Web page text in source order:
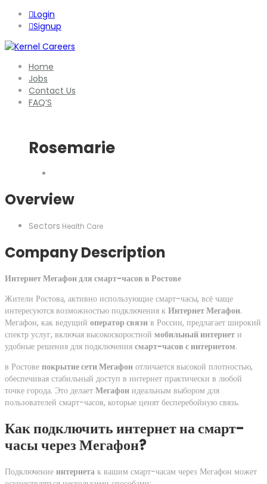
Login
Signup
Home
Jobs
Contact Us
FAQ’S
Rosemarie
Overview
Sectors Health Care
Company Description
Интернет Мегафон для смарт-часов в Ростове
Жители Ростова, активно использующие смарт-часы, всё чаще
интересуются возможностью подключения к Интернет Мегафон.
Мегафон, как ведущий оператор связи в России, предлагает широкий
спектр услуг, включая высокоскоростной мобильный интернет и
удобные решения для подключения смарт-часов с интернетом.
в Ростове покрытие сети Мегафон отличается высокой плотностью,
обеспечивая стабильный доступ в интернет практически в любой
точке города. Это делает Мегафон идеальным выбором для
пользователей смарт-часов, которые ценят бесперебойную связь.
Как подключить интернет на смарт-
часы через Мегафон?
Подключение интернета к вашим смарт-часам через Мегафон может